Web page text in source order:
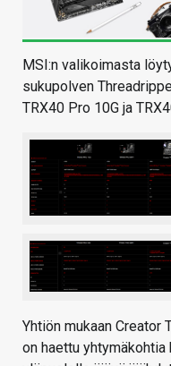
MSI:n valikoimasta
sukupolven
TRX40 Pro 10G ja
Yhtiön mukaan
on haettu